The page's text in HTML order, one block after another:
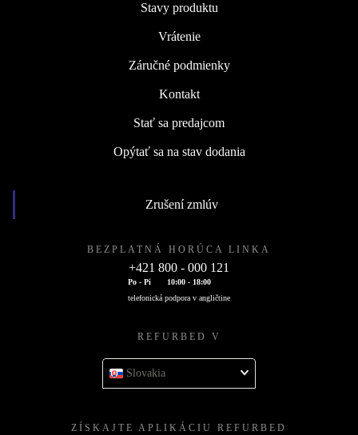
Stavy produktu
Vrátenie
Záručné podmienky
Kontakt
Stať sa predajcom
Opýtať sa na stav dodania
Zrušení zmlúv
BEZPLATNÁ HORÚCA LINKA
+421 800 - 000 121
Po - Pi
10:00 - 18:00
telefonická podpora v angličtine
REFURBED V
Slovakia
ZÍSKAJTE APLIKÁCIU REFURBED